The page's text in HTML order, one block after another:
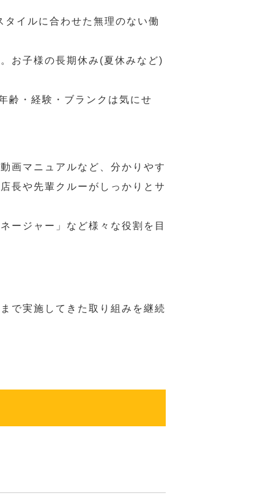
イルに合わせた無理のない働
お子様の長期休み(夏休みなど)
齢・経験・ブランクは気にせ
画マニュアルなど、分かりやす
長や先輩クルーがしっかりとサ
ージャー」など様々な役割を目
で実施してきた取り組みを継続